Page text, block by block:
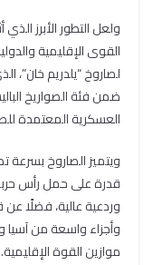
ولعل التطور الأبرز
القوى الإقليمية
ضمن فئة الصواريخ
العسكرية المعتمدة للصواريخ
قدرة على حمل رأس حربي
وردعية عالية، فضلًا عن
وأجزاء واسعة من آسيا
موازين القوة الإقليمية.